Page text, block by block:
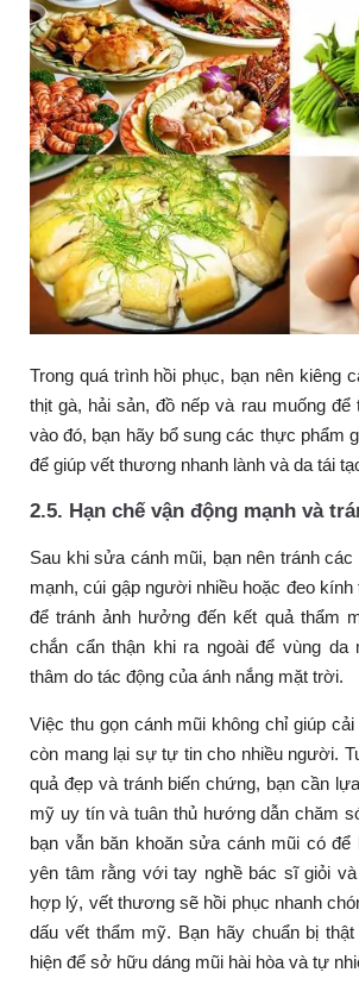
Trong quá trình hồi phục, bạn nên kiêng
thịt gà, hải sản, đồ nếp và rau muống để
vào đó, bạn hãy bổ sung các thực phẩm
để giúp vết thương nhanh lành và da tái
2.5. Hạn chế vận động mạnh và
Sau khi sửa cánh mũi, bạn nên tránh các
mạnh, cúi gập người nhiều hoặc đeo kính
để tránh ảnh hưởng đến kết quả thẩm
chắn cẩn thận khi ra ngoài để vùng da
thâm do tác động của ánh nắng mặt trời.
Việc thu gọn cánh mũi không chỉ giúp
còn mang lại sự tự tin cho nhiều người.
quả đẹp và tránh biến chứng, bạn cần
mỹ uy tín và tuân thủ hướng dẫn chăm
bạn vẫn băn khoăn sửa cánh mũi có để
yên tâm rằng với tay nghề bác sĩ giỏi
hợp lý, vết thương sẽ hồi phục nhanh
dấu vết thẩm mỹ. Bạn hãy chuẩn bị
hiện để sở hữu dáng mũi hài hòa và tự